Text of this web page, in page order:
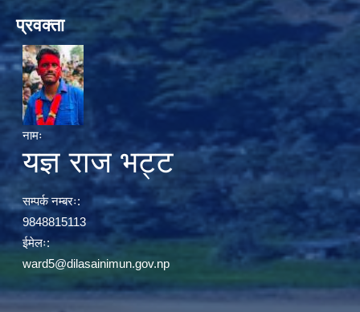
प्रवक्ता
नामः
यज्ञ राज भट्ट
सम्पर्क नम्बरः:
9848815113
ईमेलः:
ward5@dilasainimun.gov.np